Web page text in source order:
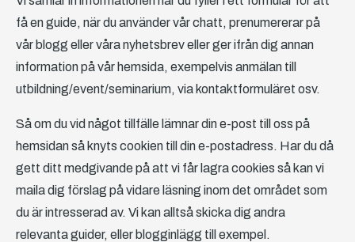
få en guide, när du använder vår chatt, prenumererar på
vår blogg eller våra nyhetsbrev eller ger ifrån dig annan
information på vår hemsida, exempelvis anmälan till
utbildning/event/seminarium, via kontaktformuläret osv.
Så om du vid något tillfälle lämnar din e-post till oss på
hemsidan så knyts cookien till din e-postadress. Har du då
gett ditt medgivande på att vi får lagra cookies så kan vi
maila dig förslag på vidare läsning inom det området som
du är intresserad av. Vi kan alltså skicka dig andra
relevanta guider, eller blogginlägg till exempel.